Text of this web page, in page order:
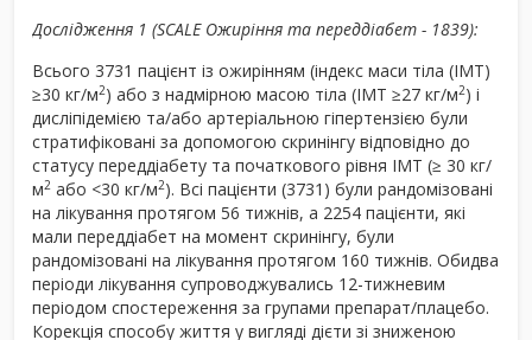
Дослідження 1 (SCALE Ожиріння та переддіабет - 1839):
Всього 3731 пацієнт із ожирінням (індекс маси тіла (ІМТ)
≥30 кг/м2) або з надмірною масою тіла (ІМТ ≥27 кг/м2) і
дисліпідемією та/або артеріальною гіпертензією були
стратифіковані за допомогою скринінгу відповідно до
статусу переддіабету та початкового рівня ІМТ (≥ 30 кг/
м2 або <30 кг/м2). Всі пацієнти (3731) були рандомізовані
на лікування протягом 56 тижнів, а 2254 пацієнти, які
мали переддіабет на момент скринінгу, були
рандомізовані на лікування протягом 160 тижнів. Обидва
періоди лікування супроводжувались 12-тижневим
періодом спостереження за групами препарат/плацебо.
Корекція способу життя у вигляді дієти зі зниженою